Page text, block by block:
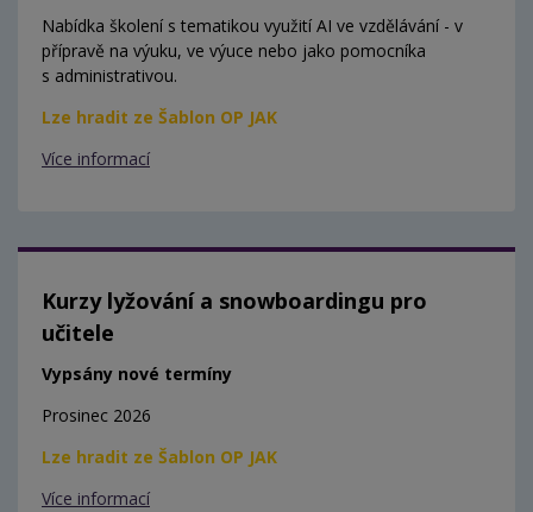
Nabídka školení s tematikou využití AI ve vzdělávání - v
přípravě na výuku, ve výuce nebo jako pomocníka
s administrativou.
Lze hradit ze Šablon OP JAK
Více informací
Kurzy lyžování a snowboardingu pro
učitele
Vypsány nové termíny
Prosinec 2026
Lze hradit ze Šablon OP JAK
Více informací